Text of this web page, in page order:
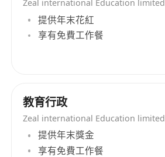
Zeal international Education limited
提供年末花紅
享有免費工作餐
教育行政
Zeal international Education limited
提供年末獎金
享有免費工作餐